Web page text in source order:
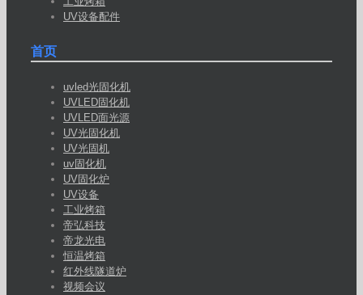
UV设备配件
首页
uvled光固化机
UVLED固化机
UVLED面光源
UV光固化机
UV光固机
uv固化机
UV固化炉
UV设备
工业烤箱
帝弘科技
帝龙光电
恒温烤箱
红外线隧道炉
视频会议